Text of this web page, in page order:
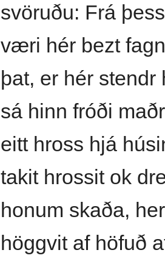
svöruðu: Frá
væri hér bezt
þat, er hér
sá hinn fróði
eitt hross hjá
takit hrossit ok
honum skaða,
höggvit af höfuð